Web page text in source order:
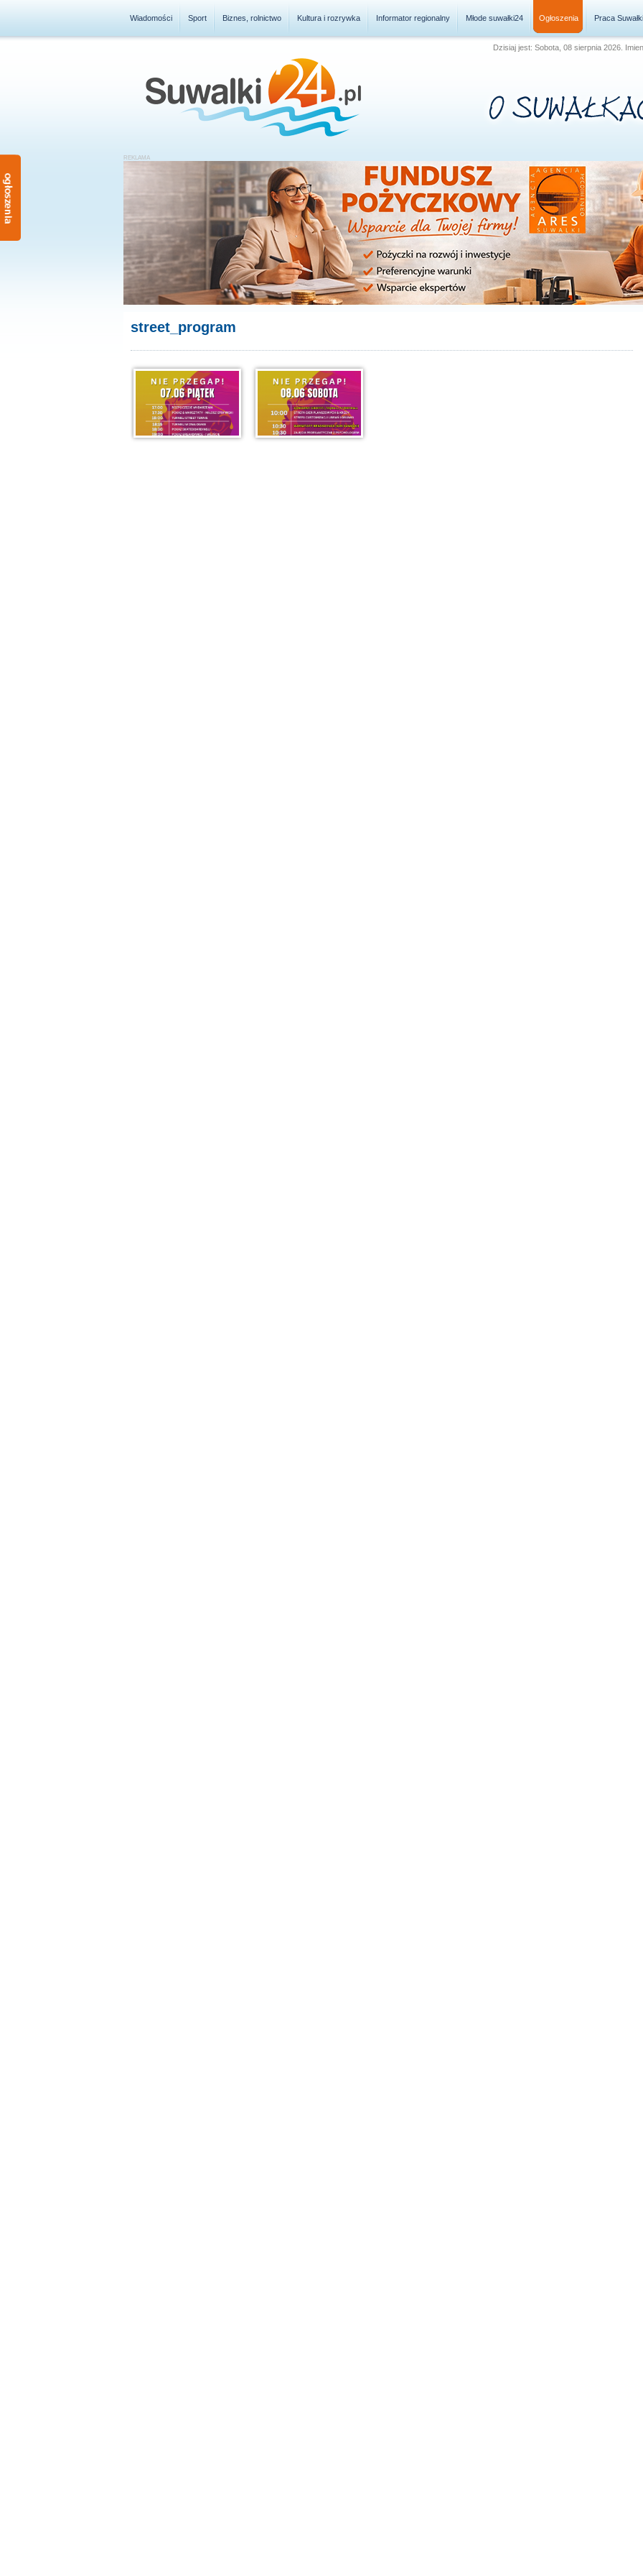
Wiadomości Sport Biznes, rolnictwo Kultura i rozrywka Informator regionalny Młode suwałki24 Ogłoszenia Praca Suwałki
Dzisiaj jest: Sobota, 08 sierpnia 2026.
street_program